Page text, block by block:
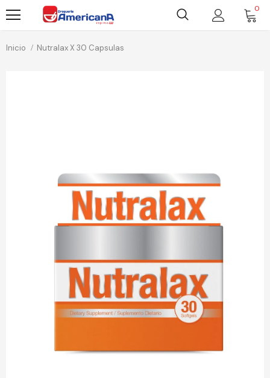
0
Inicio Nutralax X 30 Capsulas